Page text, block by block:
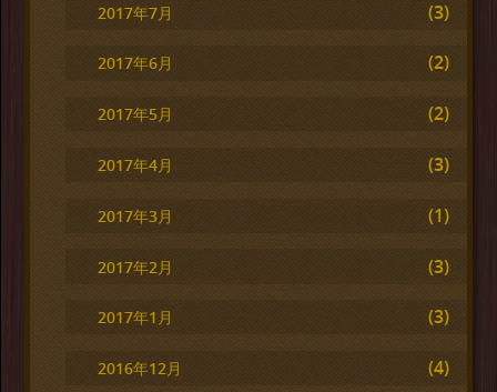
2017年7月 (3)
2017年6月 (2)
2017年5月 (2)
2017年4月 (3)
2017年3月 (1)
2017年2月 (3)
2017年1月 (3)
2016年12月 (4)